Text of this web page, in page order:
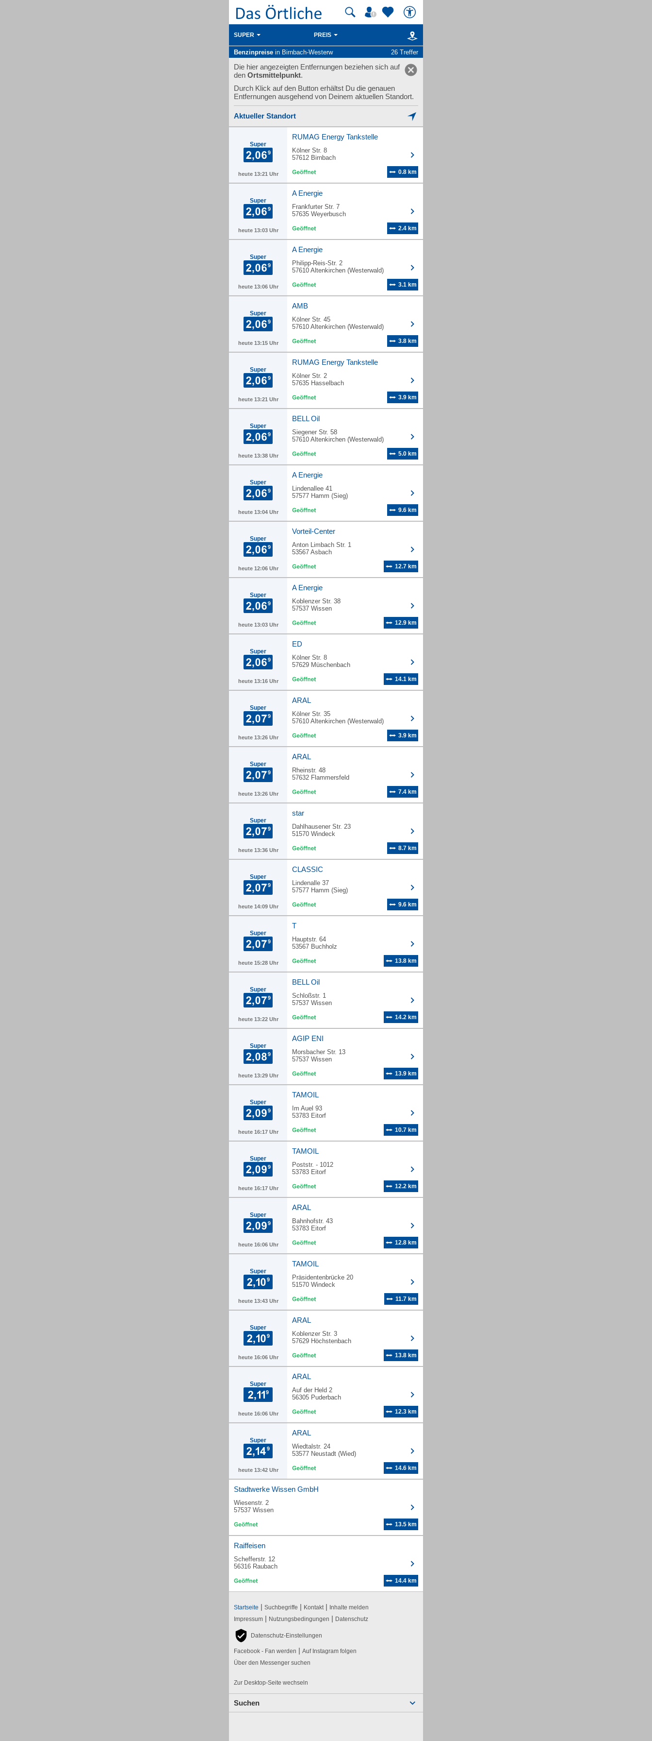
SUPER PREIS
Benzinpreise in Birnbach-Westerw 26 Treffer
Die hier angezeigten Entfernungen beziehen sich auf
den Ortsmittelpunkt.
Durch Klick auf den Button erhältst Du die genauen
Entfernungen ausgehend von Deinem aktuellen Standort.
Aktueller Standort
Super
heute 13:21 Uhr
RUMAG Energy Tankstelle
Kölner Str. 8
57612 Birnbach
0.8 km
Super
heute 13:03 Uhr
A Energie
Frankfurter Str. 7
57635 Weyerbusch
2.4 km
Super
heute 13:06 Uhr
A Energie
Philipp-Reis-Str. 2
57610 Altenkirchen (Westerwald)
3.1 km
Super
heute 13:15 Uhr
AMB
Kölner Str. 45
57610 Altenkirchen (Westerwald)
3.8 km
Super
heute 13:21 Uhr
RUMAG Energy Tankstelle
Kölner Str. 2
57635 Hasselbach
3.9 km
Super
heute 13:38 Uhr
BELL Oil
Siegener Str. 58
57610 Altenkirchen (Westerwald)
5.0 km
Super
heute 13:04 Uhr
A Energie
Lindenallee 41
57577 Hamm (Sieg)
9.6 km
Super
heute 12:06 Uhr
Vorteil-Center
Anton Limbach Str. 1
53567 Asbach
12.7 km
Super
heute 13:03 Uhr
A Energie
Koblenzer Str. 38
57537 Wissen
12.9 km
Super
heute 13:16 Uhr
ED
Kölner Str. 8
57629 Müschenbach
14.1 km
Super
heute 13:26 Uhr
ARAL
Kölner Str. 35
57610 Altenkirchen (Westerwald)
3.9 km
Super
heute 13:26 Uhr
ARAL
Rheinstr. 48
57632 Flammersfeld
7.4 km
Super
heute 13:36 Uhr
star
Dahlhausener Str. 23
51570 Windeck
8.7 km
Super
heute 14:09 Uhr
CLASSIC
Lindenalle 37
57577 Hamm (Sieg)
9.6 km
Super
heute 15:28 Uhr
T
Hauptstr. 64
53567 Buchholz
13.8 km
Super
heute 13:22 Uhr
BELL Oil
Schloßstr. 1
57537 Wissen
14.2 km
Super
heute 13:29 Uhr
AGIP ENI
Morsbacher Str. 13
57537 Wissen
13.9 km
Super
heute 16:17 Uhr
TAMOIL
Im Auel 93
53783 Eitorf
10.7 km
Super
heute 16:17 Uhr
TAMOIL
Poststr. - 1012
53783 Eitorf
12.2 km
Super
heute 16:06 Uhr
ARAL
Bahnhofstr. 43
53783 Eitorf
12.8 km
Super
heute 13:43 Uhr
TAMOIL
Präsidentenbrücke 20
51570 Windeck
11.7 km
Super
heute 16:06 Uhr
ARAL
Koblenzer Str. 3
57629 Höchstenbach
13.8 km
Super
heute 16:06 Uhr
ARAL
Auf der Held 2
56305 Puderbach
12.3 km
Super
heute 13:42 Uhr
ARAL
Wiedtalstr. 24
53577 Neustadt (Wied)
14.6 km
Stadtwerke Wissen GmbH
Wiesenstr. 2
57537 Wissen
13.5 km
Raiffeisen
Schefferstr. 12
56316 Raubach
14.4 km
Startseite | Suchbegriffe | Kontakt | Inhalte melden
Impressum | Nutzungsbedingungen | Datenschutz
Datenschutz-Einstellungen
Facebook - Fan werden | Auf Instagram folgen
Über den Messenger suchen
Zur Desktop-Seite wechseln
Suchen